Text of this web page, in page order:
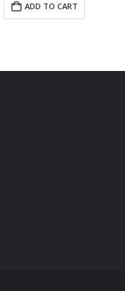
ADD TO CART